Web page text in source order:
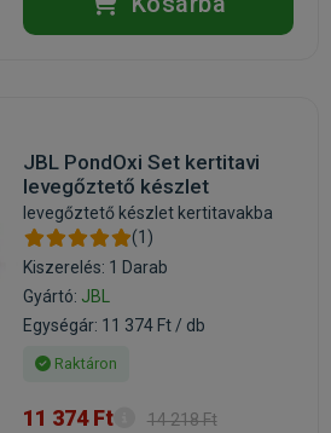
JBL PondOxi Set kertitavi
levegőztető készlet
levegőztető készlet kertitavakba
(1)
Kiszerelés: 1 Darab
Gyártó: JBL
Egységár: 11 374 Ft / db
Raktáron
11 374 Ft 14 218 Ft